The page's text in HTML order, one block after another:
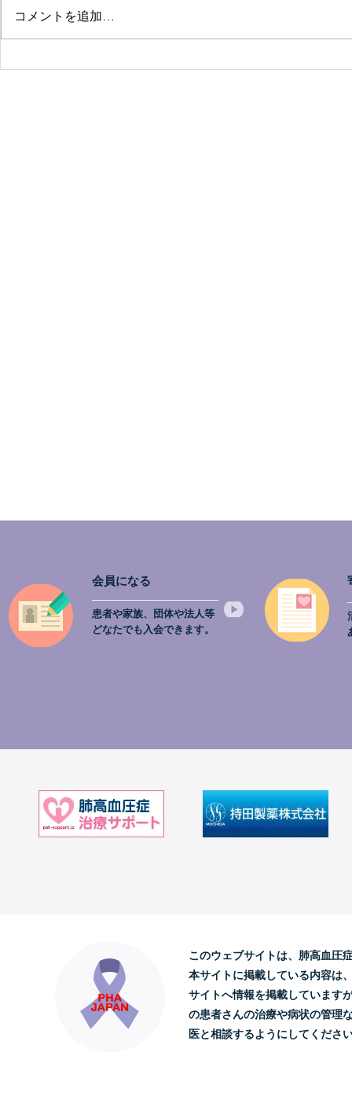
コメントを追加…
会員になる
患者や家族、団体や法人等
どなたでも入会できます。
このウェブサイトは、肺高血圧
本サイトに掲載している内容は
サイトへ情報を掲載しています
の患者さんの治療や病状の管理
医と相談するようにしてくださ